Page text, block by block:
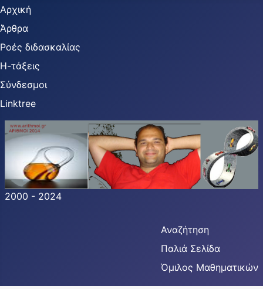
Αρχική
Άρθρα
Ροές διδασκαλίας
Η-τάξεις
Σύνδεσμοι
Linktree
2000 - 2024
Αναζήτηση
Παλιά Σελίδα
Όμιλος Μαθηματικών